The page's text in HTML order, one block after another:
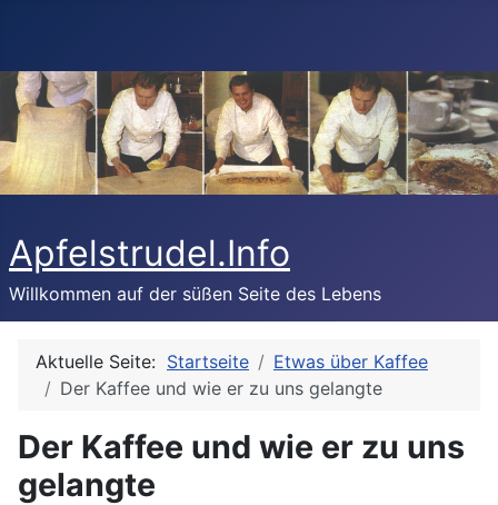
Apfelstrudel.Info
Willkommen auf der süßen Seite des Lebens
Aktuelle Seite: Startseite
Etwas über Kaffee
Der Kaffee und wie er zu uns gelangte
Der Kaffee und wie er zu uns
gelangte